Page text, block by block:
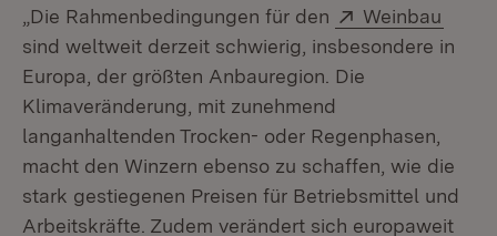
„Die Rahmenbedingungen für den Extern:
Weinbau
sind weltweit derzeit schwierig, insbesondere in
Europa, der größten Anbauregion. Die
Klimaveränderung, mit zunehmend
langanhaltenden Trocken- oder Regenphasen,
macht den Winzern ebenso zu schaffen, wie die
stark gestiegenen Preisen für Betriebsmittel und
Arbeitskräfte. Zudem verändert sich europaweit